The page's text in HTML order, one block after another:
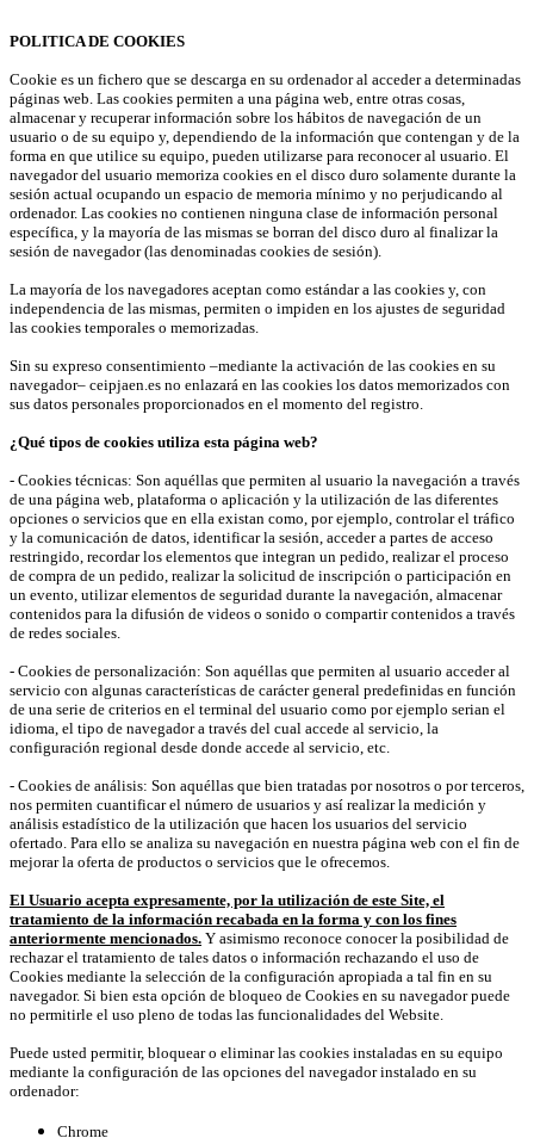
POLITICA DE COOKIES
Cookie es un fichero que se descarga en su ordenador al acceder a determinadas
páginas web. Las cookies permiten a una página web, entre otras cosas,
almacenar y recuperar información sobre los hábitos de navegación de un
usuario o de su equipo y, dependiendo de la información que contengan y de la
forma en que utilice su equipo, pueden utilizarse para reconocer al usuario. El
navegador del usuario memoriza cookies en el disco duro solamente durante la
sesión actual ocupando un espacio de memoria mínimo y no perjudicando al
ordenador. Las cookies no contienen ninguna clase de información personal
específica, y la mayoría de las mismas se borran del disco duro al finalizar la
sesión de navegador (las denominadas cookies de sesión).
La mayoría de los navegadores aceptan como estándar a las cookies y, con
independencia de las mismas, permiten o impiden en los ajustes de seguridad
las cookies temporales o memorizadas.
Sin su expreso consentimiento –mediante la activación de las cookies en su
navegador– ceipjaen.es no enlazará en las cookies los datos memorizados con
sus datos personales proporcionados en el momento del registro.
¿Qué tipos de cookies utiliza esta página web?
- Cookies técnicas: Son aquéllas que permiten al usuario la navegación a través
de una página web, plataforma o aplicación y la utilización de las diferentes
opciones o servicios que en ella existan como, por ejemplo, controlar el tráfico
y la comunicación de datos, identificar la sesión, acceder a partes de acceso
restringido, recordar los elementos que integran un pedido, realizar el proceso
de compra de un pedido, realizar la solicitud de inscripción o participación en
un evento, utilizar elementos de seguridad durante la navegación, almacenar
contenidos para la difusión de videos o sonido o compartir contenidos a través
de redes sociales.
- Cookies de personalización: Son aquéllas que permiten al usuario acceder al
servicio con algunas características de carácter general predefinidas en función
de una serie de criterios en el terminal del usuario como por ejemplo serian el
idioma, el tipo de navegador a través del cual accede al servicio, la
configuración regional desde donde accede al servicio, etc.
- Cookies de análisis: Son aquéllas que bien tratadas por nosotros o por terceros,
nos permiten cuantificar el número de usuarios y así realizar la medición y
análisis estadístico de la utilización que hacen los usuarios del servicio
ofertado. Para ello se analiza su navegación en nuestra página web con el fin de
mejorar la oferta de productos o servicios que le ofrecemos.
El Usuario acepta expresamente, por la utilización de este Site, el
tratamiento de la información recabada en la forma y con los fines
anteriormente mencionados. Y asimismo reconoce conocer la posibilidad de
rechazar el tratamiento de tales datos o información rechazando el uso de
Cookies mediante la selección de la configuración apropiada a tal fin en su
navegador. Si bien esta opción de bloqueo de Cookies en su navegador puede
no permitirle el uso pleno de todas las funcionalidades del Website.
Puede usted permitir, bloquear o eliminar las cookies instaladas en su equipo
mediante la configuración de las opciones del navegador instalado en su
ordenador:
Chrome